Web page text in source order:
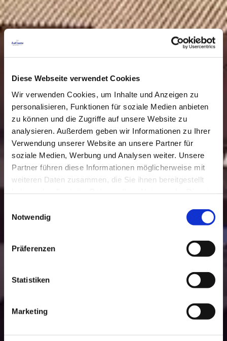
Diese Webseite verwendet Cookies
Wir verwenden Cookies, um Inhalte und Anzeigen zu
personalisieren, Funktionen für soziale Medien anbieten
zu können und die Zugriffe auf unsere Website zu
analysieren. Außerdem geben wir Informationen zu Ihrer
Verwendung unserer Website an unsere Partner für
soziale Medien, Werbung und Analysen weiter. Unsere
Partner führen diese Informationen möglicherweise mit
weiteren Daten zusammen, die Sie ihnen bereitgestellt
Notwendig
Präferenzen
Statistiken
Marketing